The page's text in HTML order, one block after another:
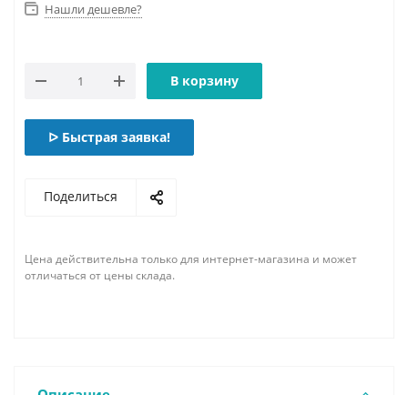
Нашли дешевле?
В корзину
ᐅ Быстрая заявка!
Поделиться
Цена действительна только для интернет-магазина и может
отличаться от цены склада.